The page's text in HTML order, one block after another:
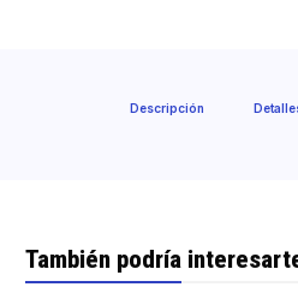
Descripción
También podría